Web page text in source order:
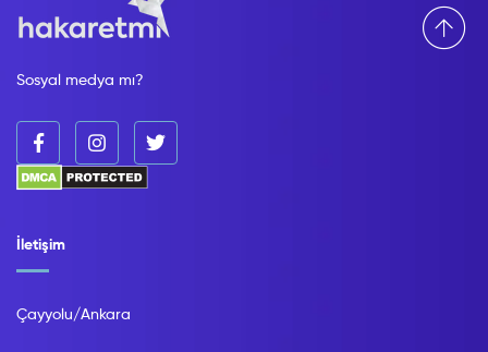
Sosyal medya mı?
İletişim
Çayyolu/Ankara